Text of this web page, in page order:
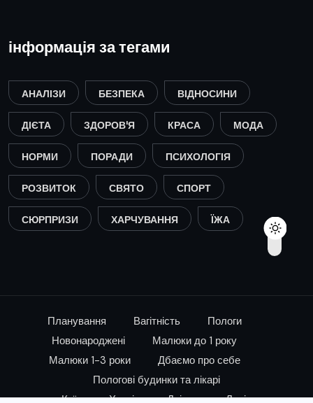
інформація за тегами
АНАЛІЗИ БЕЗПЕКА ВІДНОСИНИ
ДІЄТА ЗДОРОВ'Я КРАСА МОДА
НОРМИ ПОРАДИ ПСИХОЛОГІЯ
РОЗВИТОК СВЯТО СПОРТ
СЮРПРИЗИ ХАРЧУВАННЯ ЇЖА
Планування Вагітність
Пологи
Новонароджені
Малюки до 1 року
Малюки 1-3 роки
Дбаємо про себе
Пологові будинки та лікарі
Київ
Харків Дніпро Львів